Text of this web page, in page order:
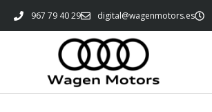
967 79 40 29 digital@wagenmotors.es